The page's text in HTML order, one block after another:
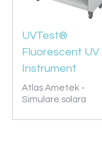
UVTest®
Fluorescent UV
Instrument
Atlas Ametek -
Simulare solara